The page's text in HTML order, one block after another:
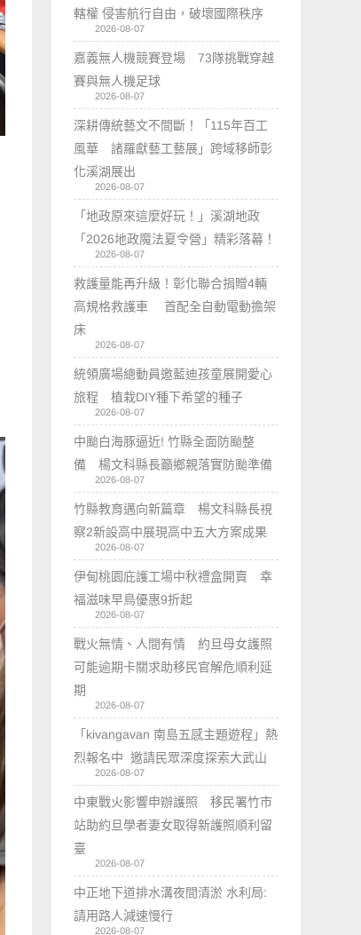
轄權 侵害航行自由，破壞國際秩序
2026-08-07
嘉義無人機競賽登場 73隊挑戰穿越
賽與無人機足球
2026-08-07
深耕傳統藝文不間斷！「115年百工
風華 諸羅獻藝工藝展」跨域移師彰
化溪湖展出
2026-08-07
「地政原來這麼好玩！」溪湖地政
「2026地政魔法夏令營」精彩落幕！
2026-08-07
救護量能再升級！彰化聯合捐贈4輛
高規格救護車 首配全自動電動擔架
床
2026-08-07
統領廣場總動員邀藍迪孩童展開愛心
旅程 植栽DIY種下希望的種子
2026-08-07
中颱白海豚逼近! 竹縣全面防颱整
備 楊文科縣長籲鄉親落實防颱準備
2026-08-07
竹縣教育邁向新篇章 楊文科縣長視
察2新設高中展現高中五大方案成果
2026-08-07
伊甸桃園庇護工場中秋禮盒開賣 幸
福滋味早鳥優惠9折起
2026-08-07
戰火無情、人間有情 約旦母女護照
可能逾期卡關求助移民官解危順利延
期
2026-08-07
「kivangavan 南島五感主題遊程」熱
烈報名中 邀請民眾深度探索大武山
2026-08-07
中東戰火影響申辦護照 移民署竹市
站助約旦學者妻女取得新護照順利留
臺
2026-08-07
中正地下道排水溝夜間清淤 水利局:
請用路人減速慢行
2026-08-07